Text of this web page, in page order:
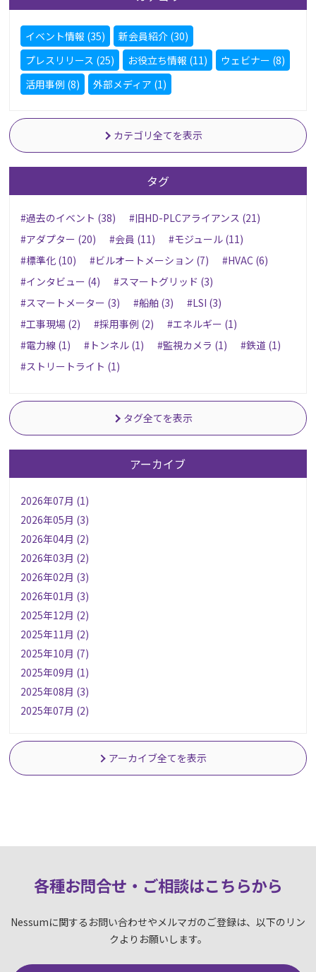
イベント情報 (35)
新会員紹介 (30)
プレスリリース (25)
お役立ち情報 (11)
ウェビナー (8)
活用事例 (8)
外部メディア (1)
カテゴリ全てを表示
タグ
#過去のイベント (38)
#旧HD-PLCアライアンス (21)
#アダプター (20)
#会員 (11)
#モジュール (11)
#標準化 (10)
#ビルオートメーション (7)
#HVAC (6)
#インタビュー (4)
#スマートグリッド (3)
#スマートメーター (3)
#船舶 (3)
#LSI (3)
#工事現場 (2)
#採用事例 (2)
#エネルギー (1)
#電力線 (1)
#トンネル (1) #監視カメラ (1)
#鉄道 (1)
#ストリートライト (1)
タグ全てを表示
アーカイブ
2026年07月 (1)
2026年05月 (3)
2026年04月 (2)
2026年03月 (2)
2026年02月 (3)
2026年01月 (3)
2025年12月 (2)
2025年11月 (2)
2025年10月 (7)
2025年09月 (1)
2025年08月 (3)
2025年07月 (2)
アーカイブ全てを表示
各種お問合せ・ご相談はこちらから
Nessumに関するお問い合わせやメルマガのご登録は、以下のリン
クよりお願いします。